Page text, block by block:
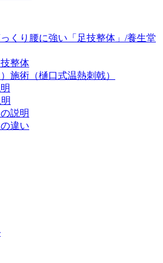
くり腰に強い「足技整体」/養生堂
整体
施術（樋口式温熱刺戟）
説明
違い